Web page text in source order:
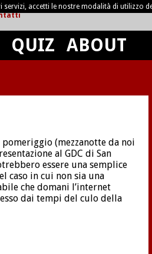
QUIZ ABOUT
(mezzanotte da noi
al GDC di San
essere una semplice
caso in cui non sia una
che domani l’internet
dai tempi del culo della
accetti le nostre modalità di utilizzo